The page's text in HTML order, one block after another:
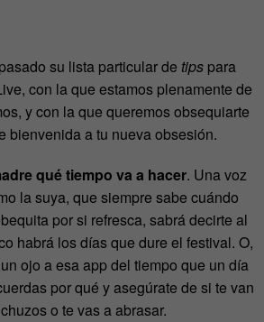
su lista particular de tipspara
con la que estamos plenamente de
y con la que queremos obsequiarte
bienvenida a tu nueva obsesión.
qué tiempo va a hacer. Una voz
la suya, que siempre sabe cuándo
por si refresca, sabrá decirte al
habrá los días que dure el festival. O,
ojo a esa app del tiempo que un día
por qué y asegúrate de si te van
o te vas a abrasar.